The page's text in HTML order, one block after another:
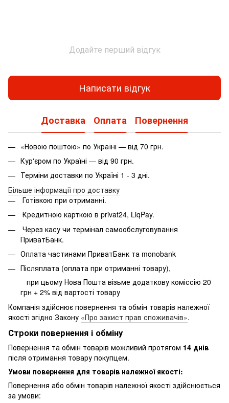
Додайте перший відгук
Написати відгук
Доставка Оплата Повернення
«Новою поштою» по Україні — від 70 грн.
Кур'єром по Україні — від 90 грн.
Терміни доставки по Україні 1 - 3 дні.
Більше інформації про доставку
Готівкою при отриманні.
Кредитною карткою в privat24, LiqPay.
Через касу чи термінал самообслуговування
ПриватБанк.
Оплата частинами ПриватБанк та monobank
Післяплата (оплата при отриманні товару),
при цьому Нова Пошта візьме додаткову коміссію 20
грн + 2% від вартості товару
Компанія здійснює повернення та обмін товарів належної
якості згідно Закону «Про захист прав споживачів».
Строки повернення і обміну
Повернення та обмін товарів можливий протягом 14 днів
після отримання товару покупцем.
Умови повернення для товарів належної якості:
Повернення або обмін товарів належної якості здійснюється
за умови: